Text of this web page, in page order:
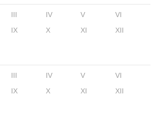
III IV V
VI
IX X XI XII
III IV V
VI
IX X XI XII